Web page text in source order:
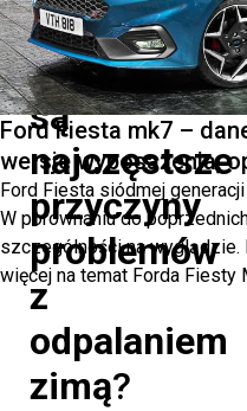
artykuł!
Jakie
są
najczęstsze
przyczyny
problemów
z
odpalaniem
zimą?
Ford Fiesta mk7 –
wersje wyposażenia,
Ford Fiesta siódmej
W porównaniu do
szczególności na
więcej na temat Forda Fiesty